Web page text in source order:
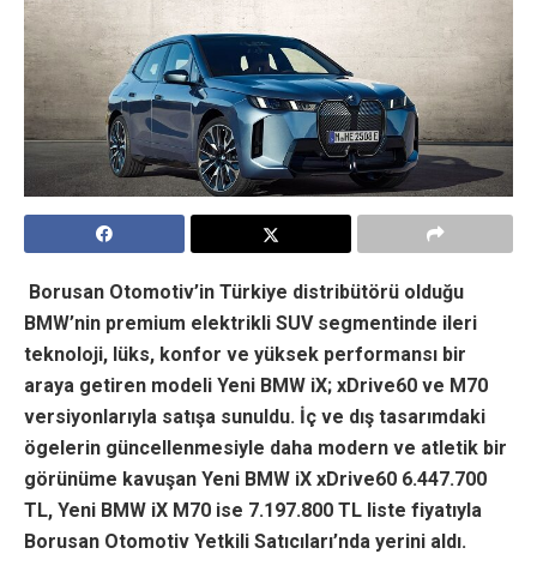
Borusan Otomotiv’in Türkiye distribütörü olduğu
BMW’nin premium elektrikli SUV segmentinde ileri
teknoloji, lüks, konfor ve yüksek performansı bir
araya getiren modeli Yeni BMW iX; xDrive60 ve M70
versiyonlarıyla satışa sunuldu. İç ve dış tasarımdaki
ögelerin güncellenmesiyle daha modern ve atletik bir
görünüme kavuşan Yeni BMW iX xDrive60 6.447.700
TL, Yeni BMW iX M70 ise 7.197.800 TL liste fiyatıyla
Borusan Otomotiv Yetkili Satıcıları’nda yerini aldı.